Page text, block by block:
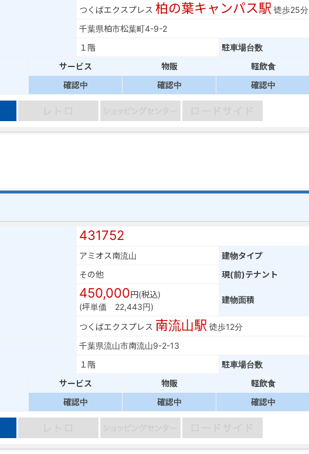
つくばエクスプレス 柏の葉キャンパス駅 徒歩25分
千葉県柏市松葉町4-9-2
１階 駐車場台数
サービス 物販 軽飲食
確認中
確認中 確認中
431752
アミオス南流山
建物タイプ
その他 現(前)テナント
450,000円(税込)
(坪単価 22,443円)
建物面積
つくばエクスプレス 南流山駅 徒歩12分
千葉県流山市南流山9-2-13
１階 駐車場台数
サービス 物販 軽飲食
確認中
確認中 確認中